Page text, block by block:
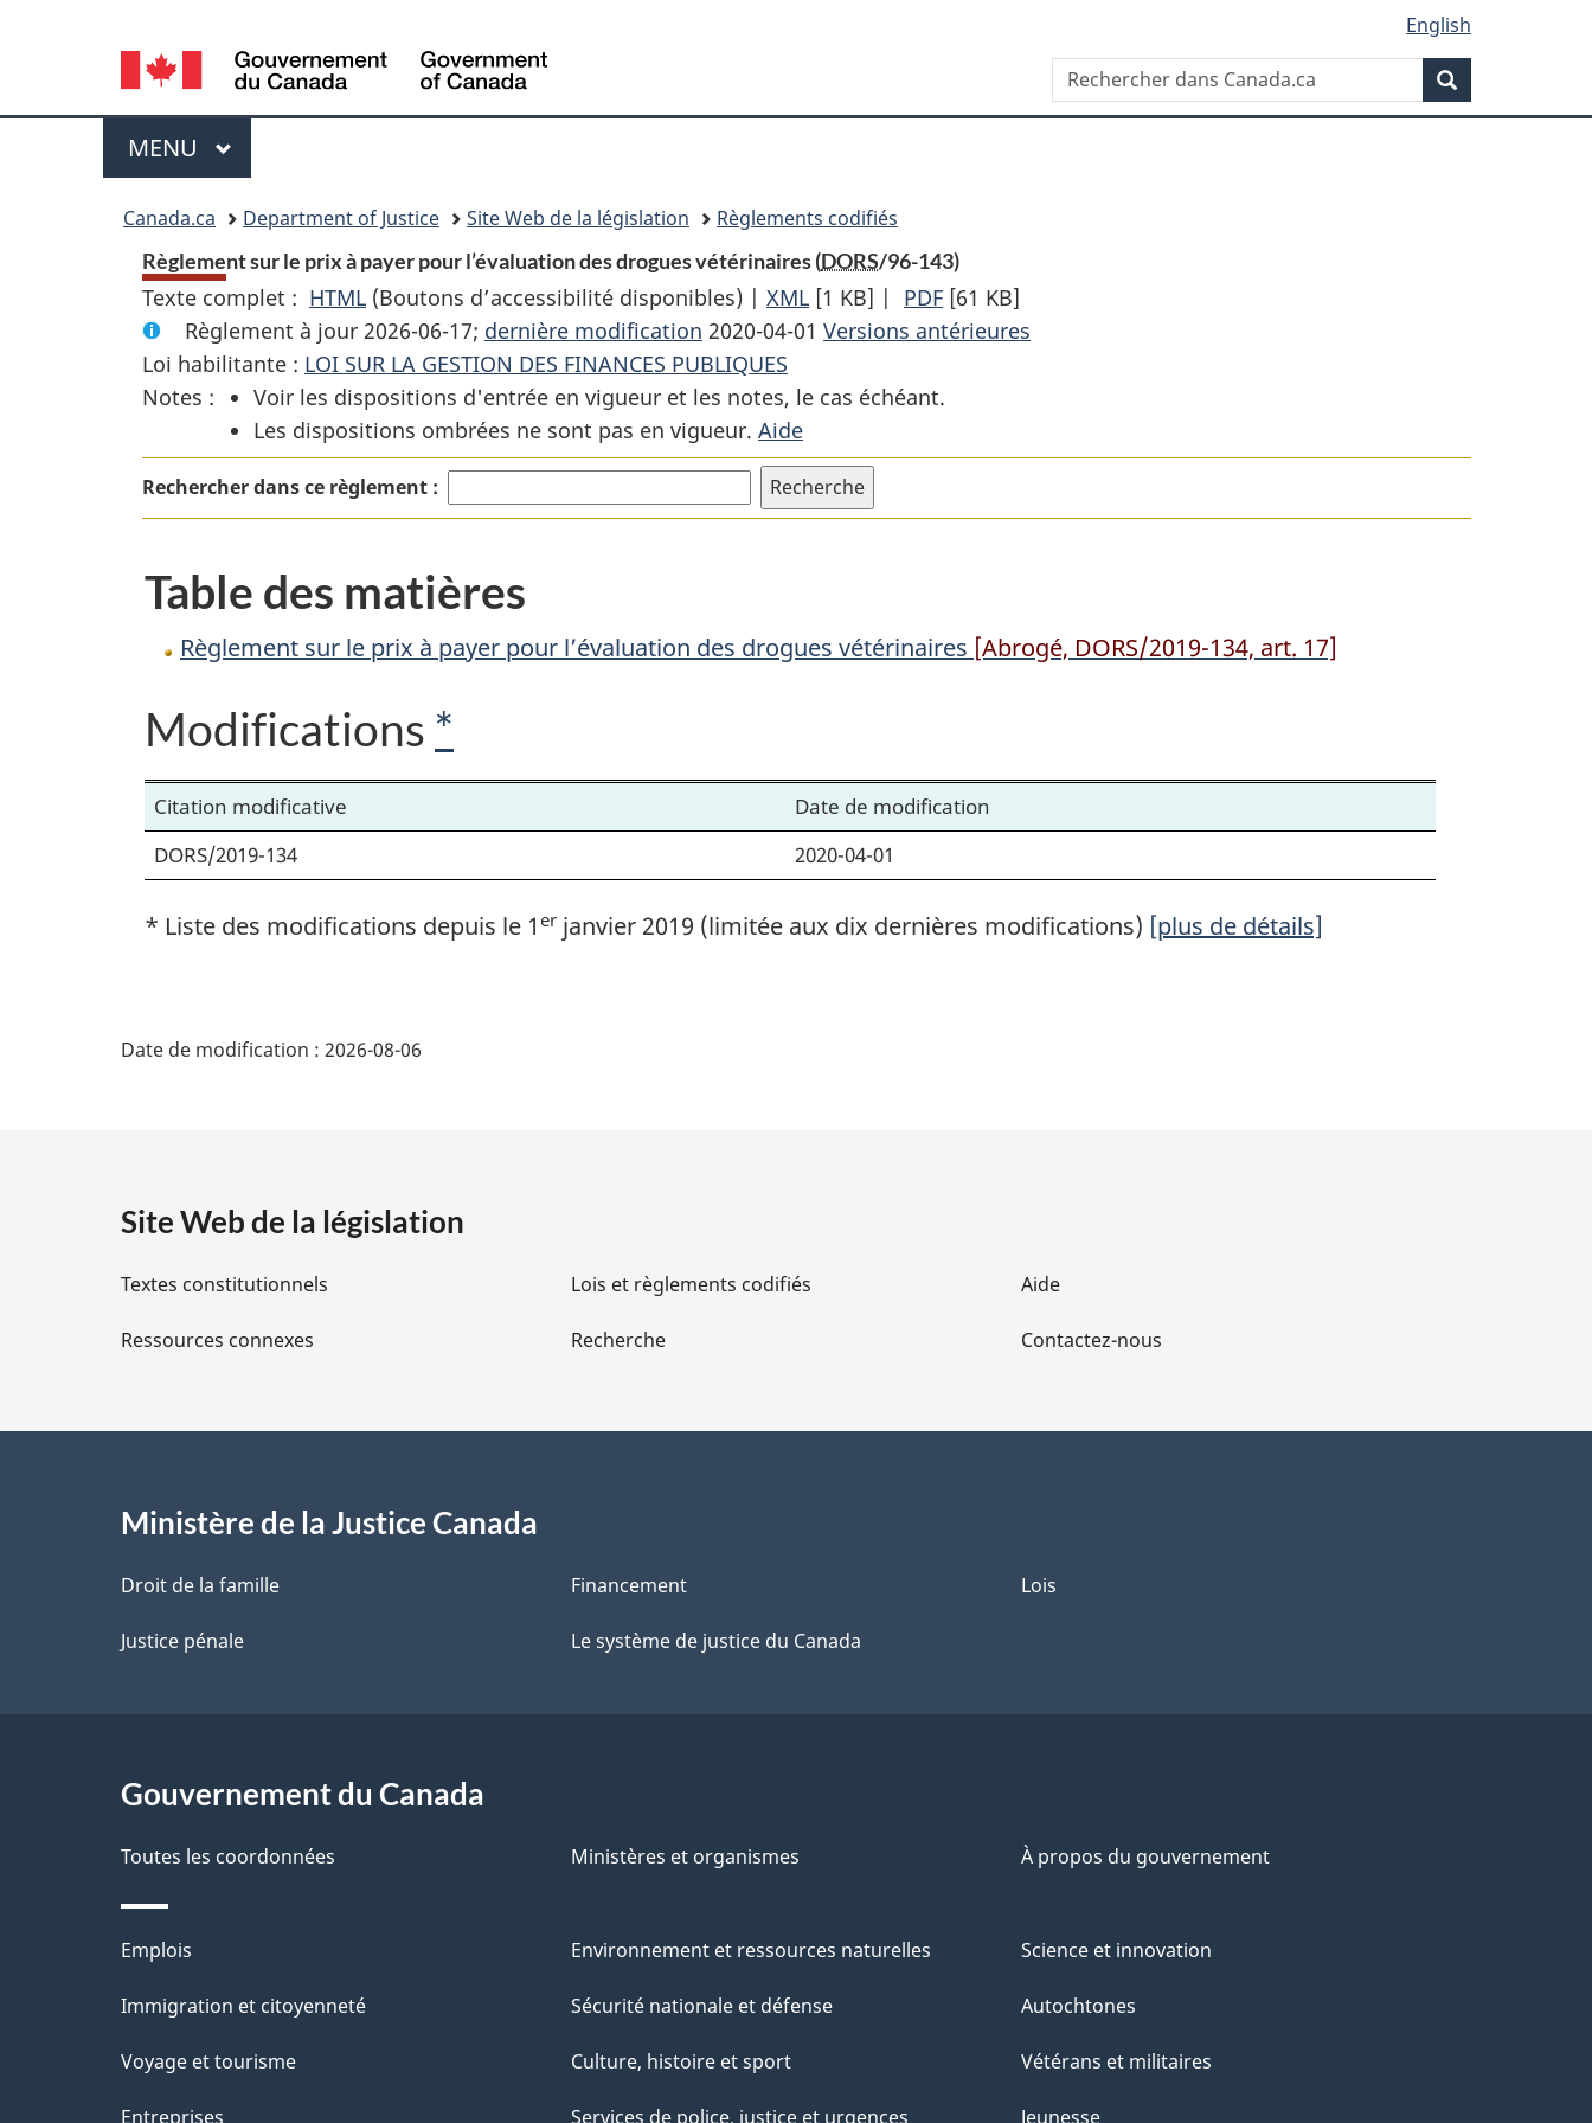
principal
À
site
version
Language
selection
English
Rechercher
dans
Canada.ca
Menu
MENU PRINCIPAL
Canada.ca Department of Justice Site Web de la législation
Règlements codifiés
Règlement sur le prix à payer pour l’évaluation des drogues vétérinaires (DORS/96-143)
Texte complet : HTML Texte
complet
:
Règlement
sur
le
prix
pour
des
vétérinaires
(Boutons d’accessibilité disponibles) | XML Texte
complet
Règlement
le
prix
des
[1 KB] | PDF Texte
complet
Règlement
le
l’évaluation
des
[61 KB]
Règlement à jour 2026-06-17; dernière modification 2020-04-01 Versions antérieures
Loi habilitante : LOI SUR LA GESTION DES FINANCES PUBLIQUES
Notes :
Voir les dispositions d'entrée en vigueur et les notes, le cas échéant.
Les dispositions ombrées ne sont pas en vigueur. Aide
Rechercher dans ce règlement :
Table des matières
Règlement sur le prix à payer pour l’évaluation des drogues vétérinaires [Abrogé, DORS/2019-134, art. 17]
Modifications *
Citation modificative
Date de modification
DORS/2019-134
2020-04-01
* Liste des modifications depuis le 1 er janvier 2019 (limitée aux dix dernières modifications) [plus de détails]
i
l
s
l
a
p
e
Date de modification : 2026-08-06
Site Web de la législation
Textes constitutionnels
Ressources connexes
Lois et règlements codifiés
Recherche
Aide
Contactez-nous
Ministère de la Justice Canada
Droit de la famille
Justice pénale
Financement
Le système de justice du Canada
Lois
Gouvernement du Canada
Toutes les coordonnées Ministères et organismes À propos du gouvernement
Thèmes
et
Emplois
Immigration et citoyenneté
Voyage et tourisme
Entreprises
Environnement et ressources naturelles
Sécurité nationale et défense
Culture, histoire et sport
Services de police, justice et urgences
Science et innovation
Autochtones
Vétérans et militaires
Jeunesse